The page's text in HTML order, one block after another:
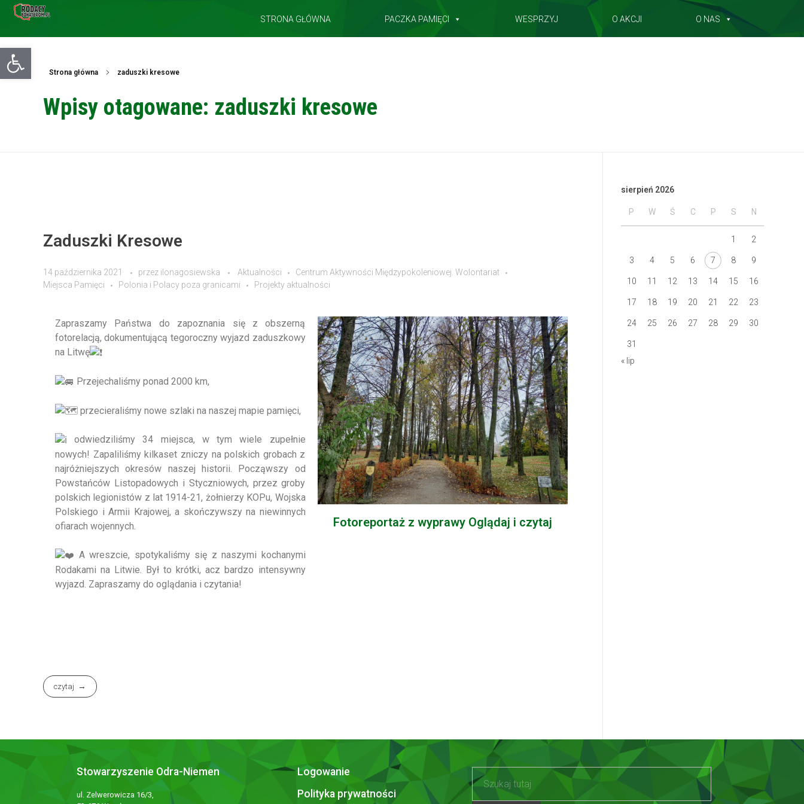
Otwórz pasek narzędzi
STRONA GŁÓWNA PACZKA PAMIĘCI WESPRZYJ O AKCJI O NAS
Strona główna zaduszki kresowe
Wpisy otagowane: zaduszki kresowe
Zaduszki Kresowe
14 października 2021 przez ilonagosiewska Aktualności
Centrum Aktywności Międzypokoleniowej. Wolontariat
Miejsca Pamięci
Polonia i Polacy poza granicami Projekty aktualności
Zapraszamy Państwa do zapoznania się z obszerną
fotorelacją, dokumentującą tegoroczny wyjazd zaduszkowy
na Litwę
Przejechaliśmy ponad 2000 km,
przecieraliśmy nowe szlaki na naszej mapie pamięci,
odwiedziliśmy 34 miejsca, w tym wiele zupełnie
nowych! Zapaliliśmy kilkaset zniczy na polskich grobach z
najróżniejszych okresów naszej historii. Począwszy od
Powstańców Listopadowych i Styczniowych, przez groby
polskich legionistów z lat 1914-21, żołnierzy KOPu, Wojska
Polskiego i Armii Krajowej, a skończywszy na niewinnych
ofiarach wojennych.
A wreszcie, spotykaliśmy się z naszymi kochanymi
Rodakami na Litwie. Był to krótki, acz bardzo intensywny
wyjazd. Zapraszamy do oglądania i czytania!
Fotoreportaż z wyprawy Oglądaj i czytaj
czytaj
sierpień 2026
P W Ś C P S N
1 2
3 4 5 6 7 8 9
10 11 12 13 14 15 16
17 18 19 20 21 22 23
24 25 26 27 28 29 30
31
« lip
Stowarzyszenie Odra-Niemen
ul. Zelwerowicza 16/3,
Logowanie
Polityka prywatności